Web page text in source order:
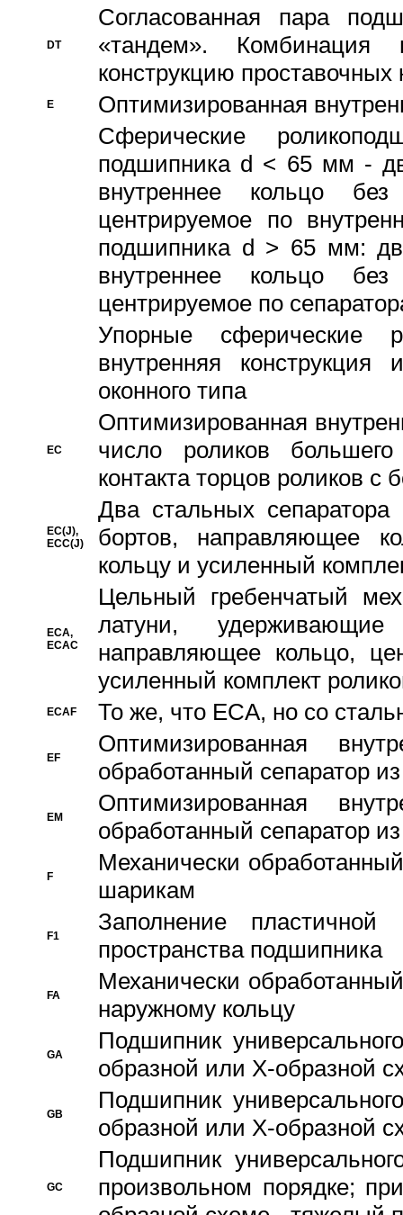
DT
Согласованная пара
«тандем».
конструкцию проставочных
E
Оптимизированная
Сферические
подшипника d < 65 мм -
внутреннее кольцо
центрируемое по
подшипника d > 65 мм:
внутреннее кольцо
центрируемое по
Упорные сферические
внутренняя
оконного типа
EC
Oптимизированная
число роликов
контакта торцов роликов с
EC(J),
ECC(J)
Два стальных сепаратора
бортов, направляющее
кольцу и усиленный
ECA,
ECAC
Цельный гребенчатый
латуни,
направляющее кольцо,
усиленный комплект
ECAF То же, что ECA, но со
EF
Оптимизированная
обработанный сепаратор
EM
Оптимизированная
обработанный сепаратор
F
Механически
шарикам
F1
Заполнение
пространства подшипника
FA
Механически
наружному кольцу
GA
Подшипник
образной или Х-образной
GB
Подшипник
образной или Х-образной
GC
Подшипник
произвольном порядке;